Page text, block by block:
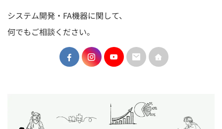
システム開発・FA機器に関して、
何でもご相談ください。